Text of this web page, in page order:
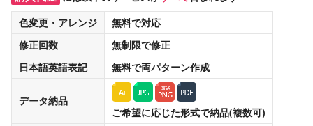
色変更・アレンジ
無料で対応
修正回数
無制限で修正
日本語英語表記
無料で両パターン作成
データ納品
ご希望に応じた形式で納品(複数可)